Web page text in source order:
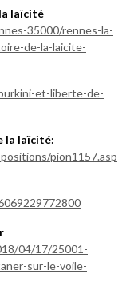
laïcité
35000/rennes-la-
de-la-laicite-
et-liberte-de-
la laïcité:
pion1157.asp
04/17/25001-
sur-le-voile-